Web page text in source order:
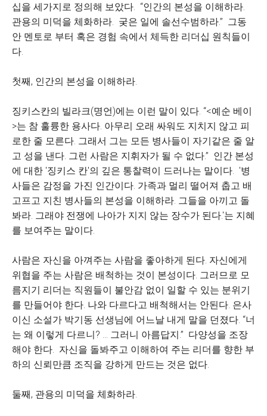
십을 세가지로 정의해 보았다. “인간의 본성을 이해하라.
관용의 미덕을 체화하라. 궂은 일에 솔선수범하라.” 그동
안 멘토로 부터 혹은 경험 속에서 체득한 리더십 원칙들이
다.
첫째, 인간의 본성을 이해하라.
징키스칸의 빌라크(명언)에는 이런 말이 있다. “<예순 베이
>는 참 훌륭한 용사다. 아무리 오래 싸워도 지치지 않고 피
로한 줄 모른다. 그래서 그는 모든 병사들이 자기같은 줄 알
고 성을 낸다. 그런 사람은 지휘자가 될 수 없다.” 인간 본성
에 대한 '징키스 칸'의 깊은 통찰력이 드러나는 말이다. '병
사들은 감정을 가진 인간이다. 가족과 멀리 떨어져 춥고 배
고프고 지친 병사들의 본성을 이해하라. 그들을 아끼고 돌
봐라. 그래야 전쟁에 나아가 지지 않는 장수가 된다.'는 지혜
를 보여주는 말이다.
사람은 자신을 아껴주는 사람을 좋아하게 된다. 자신에게
위협을 주는 사람은 배척하는 것이 본성이다. 그러므로 모
름지기 리더는 직원들이 불안감 없이 일할 수 있는 분위기
를 만들어야 한다. 나와 다르다고 배척해서는 안된다. 은사
이신 소설가 박기동 선생님에 어느날 내게 말을 던졌다. “너
는 왜 이렇게 다르니? ... 그러니 아름답지.” 다양성을 조장
해야 한다. 자신을 돌봐주고 이해하여 주는 리더를 향한 부
하의 신뢰만큼 조직을 강하게 만드는 것은 없다.
둘째, 관용의 미덕을 체화하라.